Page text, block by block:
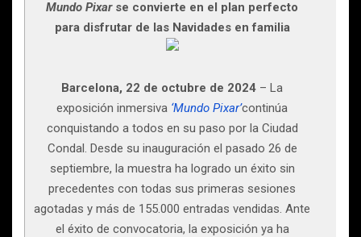
Mundo Pixarse convierte en el plan perfecto
para disfrutar de las Navidades en familia
Barcelona, 22 de octubre de 2024 – La
exposición inmersiva ‘Mundo Pixar’continúa
conquistando a todos en su paso por la Ciudad
Condal. Desde su inauguración el pasado 26 de
septiembre, la muestra ha logrado un éxito sin
precedentes con todas sus primeras sesiones
agotadas y más de 155.000 entradas vendidas. Ante
el éxito de convocatoria, la exposición ya ha